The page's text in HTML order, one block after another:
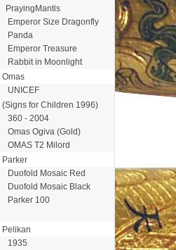
PrayingMantis
Emperor Size Dragonfly
Panda
Emperor Treasure
Rabbit in Moonlight
Omas
UNICEF
(Signs for Children 1996)
360 - 2004
Omas Ogiva (Gold)
OMAS T2 Milord
Parker
Duofold Mosaic Red
Duofold Mosaic Black
Parker 100
Pelikan
1935